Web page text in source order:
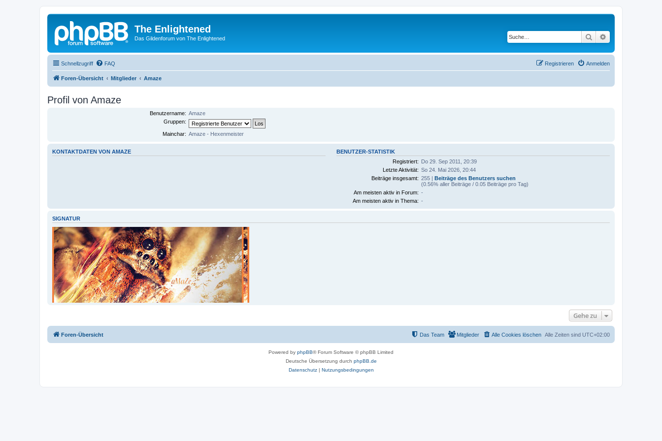
The Enlightened
Das Gildenforum von The Enlightened Suche
Schnellzugriff FAQ Anmelden
Registrieren
Foren-Übersicht Mitglieder Amaze
Profil von Amaze
Benutzername: Amaze
Gruppen:
Mainchar: Amaze - Hexenmeister
KONTAKTDATEN VON AMAZE
BENUTZER-STATISTIK
Registriert: Do 29. Sep 2011, 20:39
Letzte Aktivität: So 24. Mai 2026, 20:44
Beiträge insgesamt: 255 | Beiträge des Benutzers suchen
(0.56% aller Beiträge / 0.05 Beiträge pro Tag)
Am meisten aktiv in Forum: -
Am meisten aktiv in Thema: -
SIGNATUR
Gehe zu
Foren-Übersicht Alle Zeiten sind UTC+02:00
Alle Cookies löschen
Mitglieder
Das Team
Powered by phpBB® Forum Software © phpBB Limited
Deutsche Übersetzung durch phpBB.de
Datenschutz| Nutzungsbedingungen